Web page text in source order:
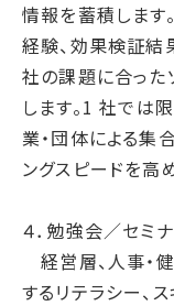
情報を蓄積します
経験、効果検証結
社の課題に合った
します。1 社では
業・団体による集
ングスピードを高
４．勉強会／セミ
経営層、人事・
するリテラシー、